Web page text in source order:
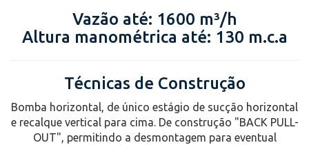
Vazão até: 1600 m³/h
Altura manométrica até: 130 m.c.a
Técnicas de Construção
Bomba horizontal, de único estágio de sucção horizontal
e recalque vertical para cima. De construção "BACK PULL-
OUT", permitindo a desmontagem para eventual